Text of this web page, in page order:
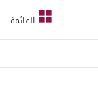
القائمة